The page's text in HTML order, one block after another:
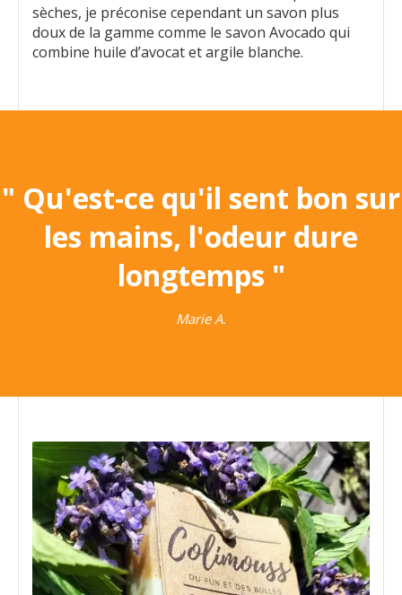
sèches, je préconise cependant un savon plus
doux de la gamme comme le savon Avocado qui
combine huile d’avocat et argile blanche.
" Qu'est-ce qu'il sent bon sur
les mains, l'odeur dure
longtemps "
Marie A.